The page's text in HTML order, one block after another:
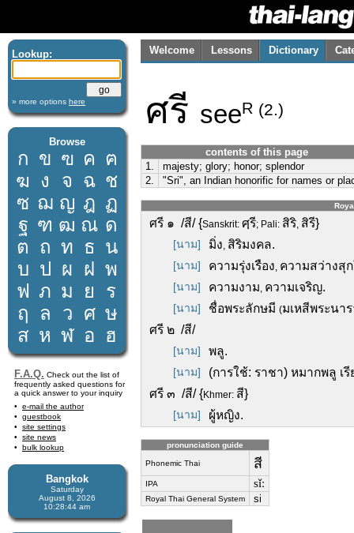
Lookup:
» more options here
Browse
ก ข ฃ ค ฅ
ฆ ง จ ฉ ช
ซ ฌ ญ ฎ ฏ
ฐ ฑ ฒ ณ ด
ต ถ ท ธ น
บ ป ผ ฝ พ
ฟ ภ ม ย
ร
ฤ
ล ว ศ ษ
ส ห ฬ อ ฮ
F.A.Q. Check out the list of
frequently asked questions for
a quick answer to your inquiry
e-mail the author
guestbook
site settings
site news
bulk lookup
Bangkok
Saturday
August 8, 2026
10:28:44 am
Welcome Lessons Dictionary
ศรี seeR (2.)
contents of this page
1.
majesty; glory; honor; splendor
2.
"Sri", an Indian honorific for names or
ศรี ๑ /สี/ {Sanskrit: ศฺรี; Pali: สิริ, สิรี}
[นาม] มิ่ง, สิริมงคล.
[นาม] ความรุ่งเรือง, ความสว่างสุ
[นาม] ความงาม, ความเจริญ.
[นาม] ชื่อพระลักษมี (มเหสีพระนา
ศรี ๒ /สี/
[นาม] พลู.
[นาม]
(การใช้: ราชา) หมากพลู เรี
ศรี ๓ /สี/ {Khmer: สี}
[นาม] ผู้หญิง.
pronunciation guide
Phonemic Thai สี
IPA sǐː
Royal Thai General System si